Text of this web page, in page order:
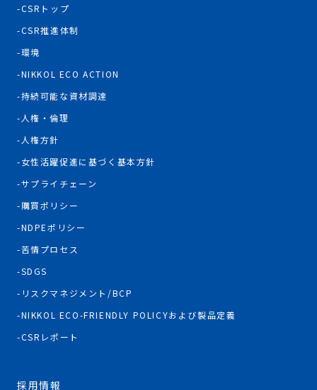
CSRトップ
CSR推進体制
環境
NIKKOL ECO ACTION
持続可能な資材調達
人権・倫理
人権方針
女性活躍促進に基づく基本方針
サプライチェーン
購買ポリシー
NDPEポリシー
苦情プロセス
SDGS
リスクマネジメント/BCP
NIKKOL ECO-FRIENDLY POLICYおよび製品定義
CSRレポート
採用情報